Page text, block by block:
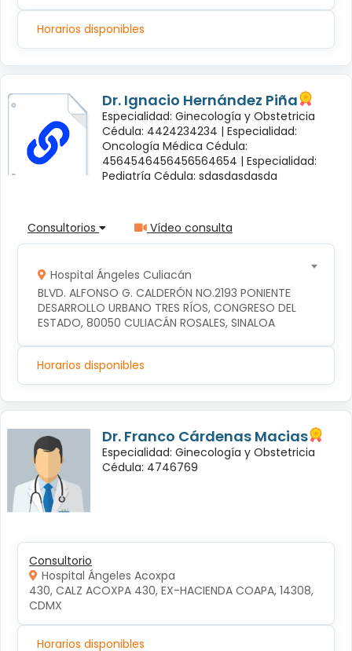
Horarios disponibles
Dr. Ignacio Hernández Piña
Especialidad: Ginecología y Obstetricia
Cédula: 4424234234 | Especialidad:
Oncología Médica Cédula:
4564546456456564654 | Especialidad:
Pediatría Cédula: sdasdasdasda
Consultorios Vídeo consulta
Hospital Ángeles Culiacán
BLVD. ALFONSO G. CALDERÓN NO.2193 PONIENTE
DESARROLLO URBANO TRES RÍOS, CONGRESO DEL
ESTADO, 80050 CULIACÁN ROSALES, SINALOA
Horarios disponibles
Dr. Franco Cárdenas Macias
Especialidad: Ginecología y Obstetricia
Cédula: 4746769
Consultorio
Hospital Ángeles Acoxpa
430, CALZ ACOXPA 430, EX-HACIENDA COAPA, 14308,
CDMX
Horarios disponibles